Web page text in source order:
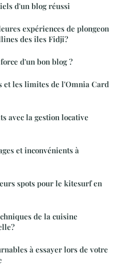
d'un blog réussi
expériences de plongeon
des îles Fidji?
d'un bon blog ?
et les limites de l'Omnia Card
avec la gestion locative
et inconvénients à
spots pour le kitesurf en
de la cuisine
à essayer lors de votre